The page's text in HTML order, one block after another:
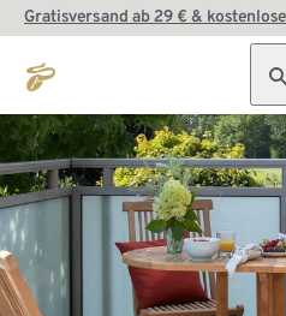
Gratisversand ab 29 € &